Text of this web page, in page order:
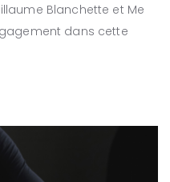
Blanchette et Me
dans cette